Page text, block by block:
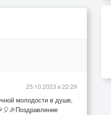
молодости в душе,
25.10.2023 в 22:29